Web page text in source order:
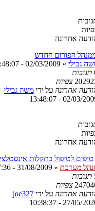
אחרונה
הפורום החדש
גבילי »
02/03/2009 - 13:48:07
תגובות
צפיות
אחרונה על ידי משה גבילי
02/03/2009 -
אחרונה
לטיפול בתקלות
מערכת »
31/08/2009 - 23:27:36
תגובות
צפיות
אחרונה על ידי joe327
27/05/2020 -